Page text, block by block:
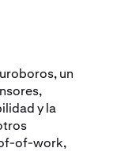
un
y la
of-work,